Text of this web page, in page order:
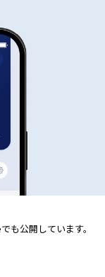
も公開しています。